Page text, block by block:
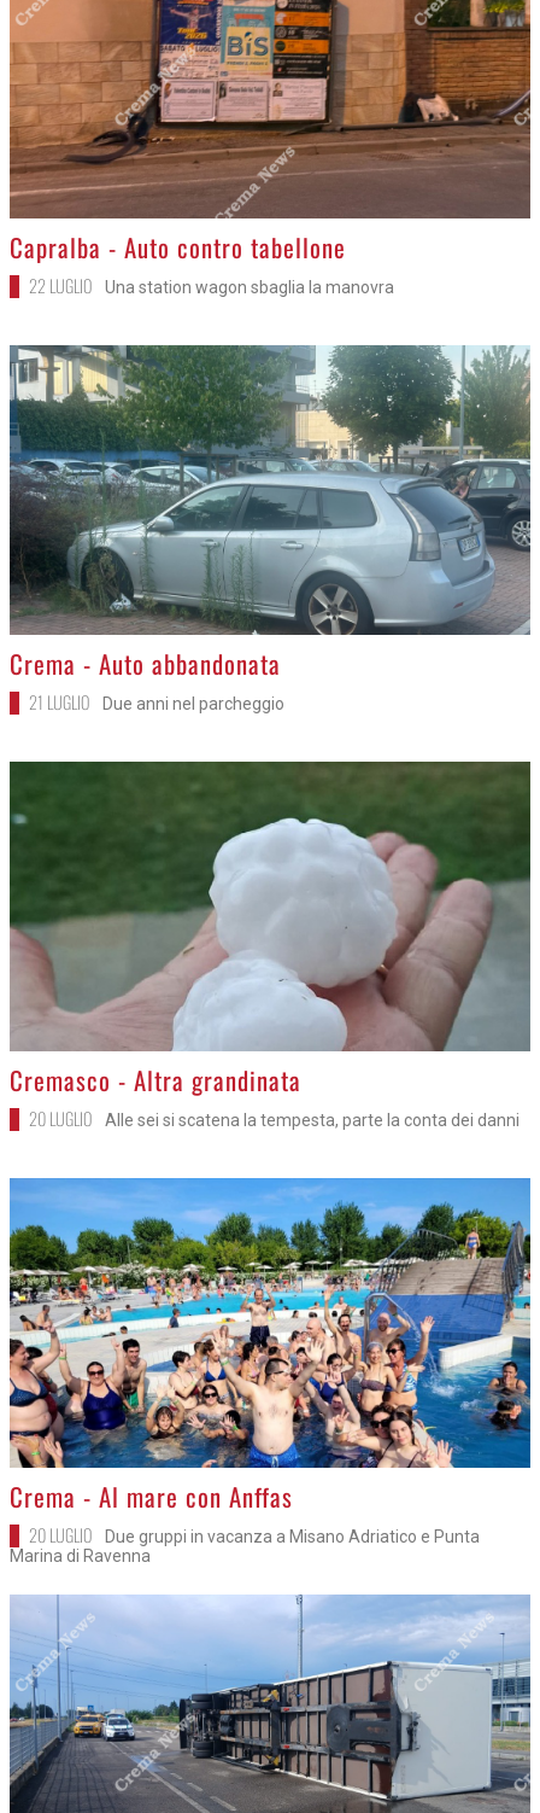
>
Capralba - Auto contro tabellone
22 LUGLIO Una station wagon sbaglia la manovra
>
Crema - Auto abbandonata
21 LUGLIO Due anni nel parcheggio
>
Cremasco - Altra grandinata
20 LUGLIO Alle sei si scatena la tempesta, parte la conta dei danni
>
Crema - Al mare con Anffas
20 LUGLIO
Due gruppi in vacanza a Misano Adriatico e Punta
Marina di Ravenna